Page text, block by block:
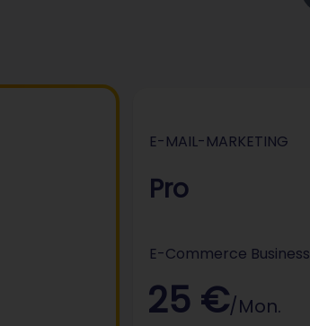
E-MAIL-MARKETING
Pro
E-Commerce Business
25 €/Mon.